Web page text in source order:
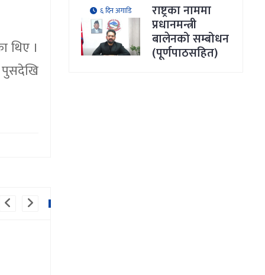
थिए ।
पुसदेखि
६ दिन अगाडि राष्ट्रका नाममा
प्रधानमन्त्री
बालेनको सम्बोधन
(पूर्णपाठसहित)